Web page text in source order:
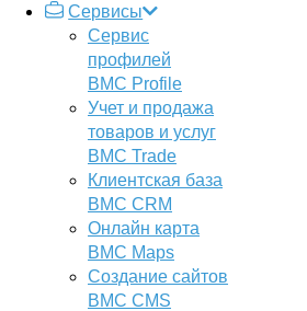
Сервисы
Сервис
профилей
BMC Profile
Учет и продажа
товаров и услуг
BMC Trade
Клиентская база
BMC CRM
Онлайн карта
BMC Maps
Создание сайтов
BMC CMS